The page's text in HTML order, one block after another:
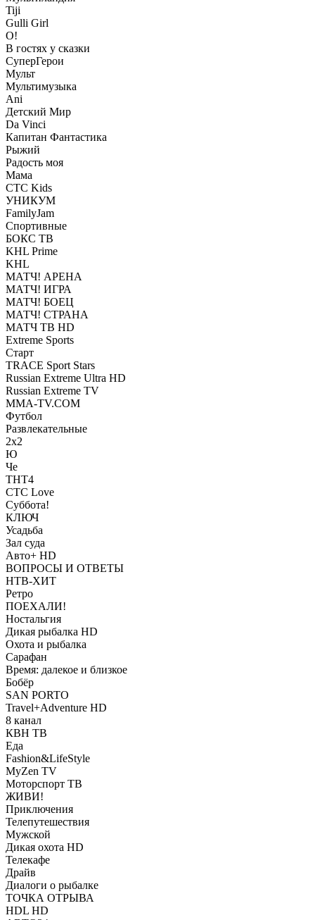
Tiji
Gulli Girl
О!
В гостях у сказки
СуперГерои
Мульт
Мультимузыка
Ani
Детский Мир
Da Vinci
Капитан Фантастика
Рыжий
Радость моя
Мама
СТС Kids
УНИКУМ
FamilyJam
Спортивные
БОКС ТВ
KHL Prime
KHL
МАТЧ! АРЕНА
МАТЧ! ИГРА
МАТЧ! БОЕЦ
МАТЧ! СТРАНА
МАТЧ ТВ HD
Extreme Sports
Старт
TRACE Sport Stars
Russian Extreme Ultra HD
Russian Extreme TV
MMA-TV.COM
Футбол
Развлекательные
2х2
Ю
Че
ТНТ4
СТС Love
Суббота!
КЛЮЧ
Усадьба
Зал суда
Авто+ HD
ВОПРОСЫ И ОТВЕТЫ
НТВ-ХИТ
Ретро
ПОЕХАЛИ!
Ностальгия
Дикая рыбалка HD
Охота и рыбалка
Сарафан
Время: далекое и близкое
Бобёр
SAN PORTO
Travel+Adventure HD
8 канал
КВН ТВ
Еда
Fashion&LifeStyle
MyZen TV
Моторспорт ТВ
ЖИВИ!
Приключения
Телепутешествия
Мужской
Дикая охота HD
Телекафе
Драйв
Диалоги о рыбалке
ТОЧКА ОТРЫВА
HDL HD